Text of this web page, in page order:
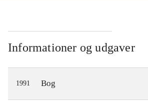
Informationer og udgaver
1991 Bog